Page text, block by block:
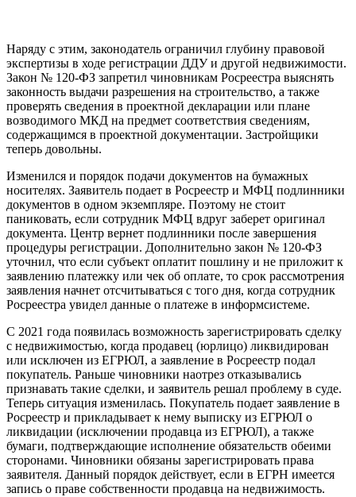
Наряду с этим, законодатель ограничил глубину правовой
экспертизы в ходе регистрации ДДУ и другой недвижимости.
Закон № 120-ФЗ запретил чиновникам Росреестра выяснять
законность выдачи разрешения на строительство, а также
проверять сведения в проектной декларации или плане
возводимого МКД на предмет соответствия сведениям,
содержащимся в проектной документации. Застройщики
теперь довольны.
Изменился и порядок подачи документов на бумажных
носителях. Заявитель подает в Росреестр и МФЦ подлинники
документов в одном экземпляре. Поэтому не стоит
паниковать, если сотрудник МФЦ вдруг заберет оригинал
документа. Центр вернет подлинники после завершения
процедуры регистрации. Дополнительно закон № 120-ФЗ
уточнил, что если субъект оплатит пошлину и не приложит к
заявлению платежку или чек об оплате, то срок рассмотрения
заявления начнет отсчитываться с того дня, когда сотрудник
Росреестра увидел данные о платеже в информсистеме.
С 2021 года появилась возможность зарегистрировать сделку
с недвижимостью, когда продавец (юрлицо) ликвидирован
или исключен из ЕГРЮЛ, а заявление в Росреестр подал
покупатель. Раньше чиновники наотрез отказывались
признавать такие сделки, и заявитель решал проблему в суде.
Теперь ситуация изменилась. Покупатель подает заявление в
Росреестр и прикладывает к нему выписку из ЕГРЮЛ о
ликвидации (исключении продавца из ЕГРЮЛ), а также
бумаги, подтверждающие исполнение обязательств обеими
сторонами. Чиновники обязаны зарегистрировать права
заявителя. Данный порядок действует, если в ЕГРН имеется
запись о праве собственности продавца на недвижимость.